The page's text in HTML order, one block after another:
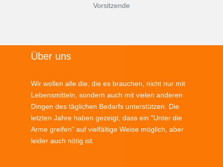
Vorsitzende
Über uns
Wir wollen alle die, die es brauchen, nicht nur mit
Lebensmitteln, sondern auch mit vielen anderen
Dingen des täglichen Bedarfs unterstützen. Die
letzten Jahre haben gezeigt, dass ein "Unter die
Arme greifen" auf vielfältige Weise möglich, aber
leider auch nötig ist.